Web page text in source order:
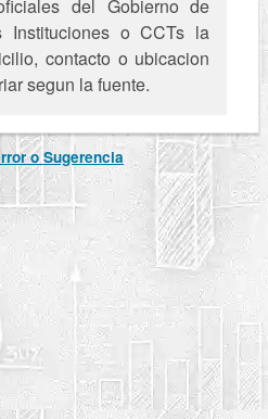
del Gobierno de
Instituciones o CCTs la
contacto o ubicacion
segun la fuente.
o Sugerencia